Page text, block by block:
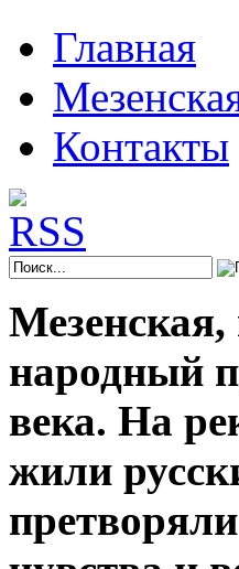
Главная
Контакты
народный
века. На
жили